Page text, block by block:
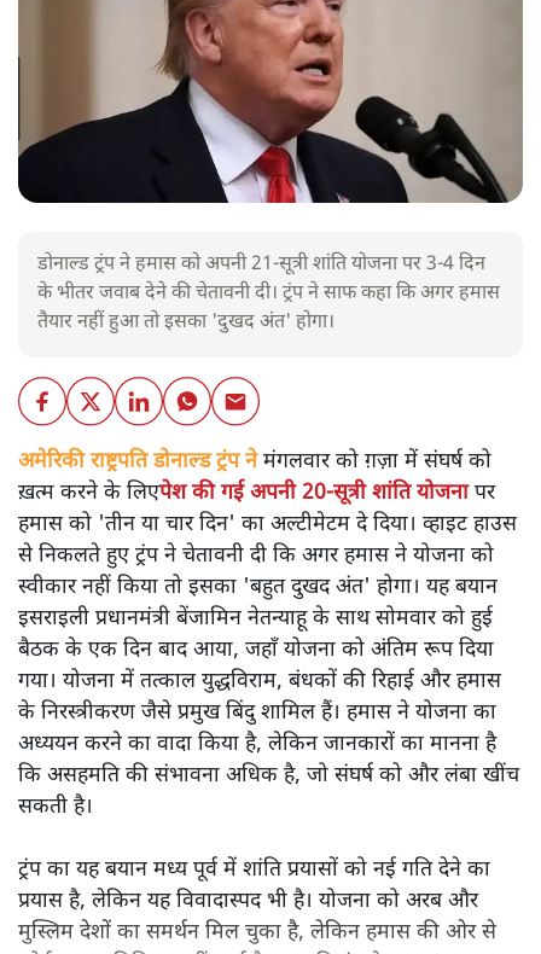
डोनाल्ड ट्रंप ने हमास को अपनी 21-सूत्री शांति योजना पर 3-4 दिन
के भीतर जवाब देने की चेतावनी दी। ट्रंप ने साफ कहा कि अगर हमास
तैयार नहीं हुआ तो इसका 'दुखद अंत' होगा।
अमेरिकी राष्ट्रपति डोनाल्ड ट्रंप नेमंगलवार को ग़ज़ा में संघर्ष को
ख़त्म करने के लिएपेश की गई अपनी 20-सूत्री शांति योजनापर
हमास को 'तीन या चार दिन' का अल्टीमेटम दे दिया। व्हाइट हाउस
से निकलते हुए ट्रंप ने चेतावनी दी कि अगर हमास ने योजना को
स्वीकार नहीं किया तो इसका 'बहुत दुखद अंत' होगा। यह बयान
इसराइली प्रधानमंत्री बेंजामिन नेतन्याहू के साथ सोमवार को हुई
बैठक के एक दिन बाद आया, जहाँ योजना को अंतिम रूप दिया
गया। योजना में तत्काल युद्धविराम, बंधकों की रिहाई और हमास
के निरस्त्रीकरण जैसे प्रमुख बिंदु शामिल हैं। हमास ने योजना का
अध्ययन करने का वादा किया है, लेकिन जानकारों का मानना है
कि असहमति की संभावना अधिक है, जो संघर्ष को और लंबा खींच
सकती है।
ट्रंप का यह बयान मध्य पूर्व में शांति प्रयासों को नई गति देने का
प्रयास है, लेकिन यह विवादास्पद भी है। योजना को अरब और
मुस्लिम देशों का समर्थन मिल चुका है, लेकिन हमास की ओर से